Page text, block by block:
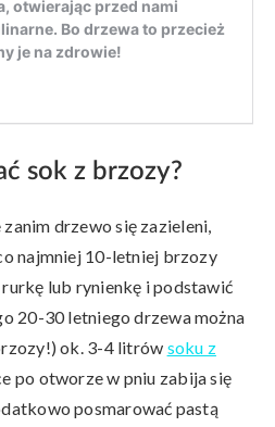
sok z brzozy?
drzewo się zazieleni,
najmniej 10-letniej brzozy
lub rynienkę i podstawić
20-30 letniego drzewa można
ok. 3-4 litrów soku z
po otworze w pniu zabija się
posmarować pastą